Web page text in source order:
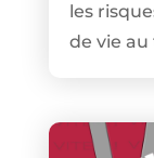
les
de vie au